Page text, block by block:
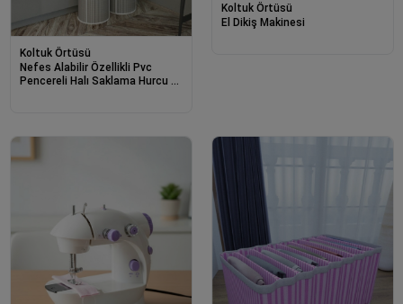
Koltuk Örtüsü
Nefes Alabilir Özellikli Pvc
Pencereli Halı Saklama Hurcu 6
Koltuk Örtüsü
El Dikiş Makinesi